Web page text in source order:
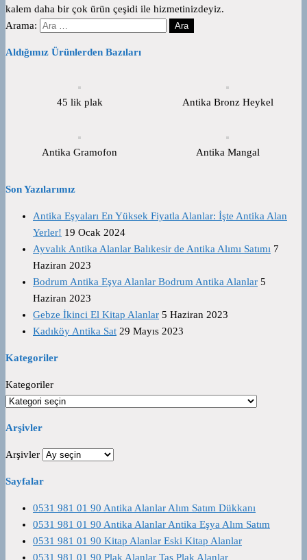
kalem daha bir çok ürün çeşidi ile hizmetinizdeyiz.
Arama:
Aldığımız Ürünlerden Bazıları
45 lik plak Antika Bronz Heykel
Antika Gramofon Antika Mangal
Son Yazılarımız
Antika Eşyaları En Yüksek Fiyatla Alanlar: İşte Antika Alan
Yerler! 19 Ocak 2024
Ayvalık Antika Alanlar Balıkesir de Antika Alımı Satımı 7
Haziran 2023
Bodrum Antika Eşya Alanlar Bodrum Antika Alanlar 5
Haziran 2023
Gebze İkinci El Kitap Alanlar 5 Haziran 2023
Kadıköy Antika Sat 29 Mayıs 2023
Kategoriler
Kategoriler
Arşivler
Arşivler
Sayfalar
0531 981 01 90 Antika Alanlar Alım Satım Dükkanı
0531 981 01 90 Antika Alanlar Antika Eşya Alım Satım
0531 981 01 90 Kitap Alanlar Eski Kitap Alanlar
0531 981 01 90 Plak Alanlar Taş Plak Alanlar